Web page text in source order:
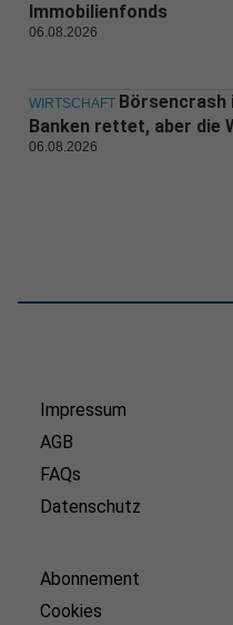
Immobilienfonds
06.08.2026
WIRTSCHAFT Börsencrash
Banken rettet, aber die
06.08.2026
Impressum
AGB
FAQs
Datenschutz
Abonnement
Cookies